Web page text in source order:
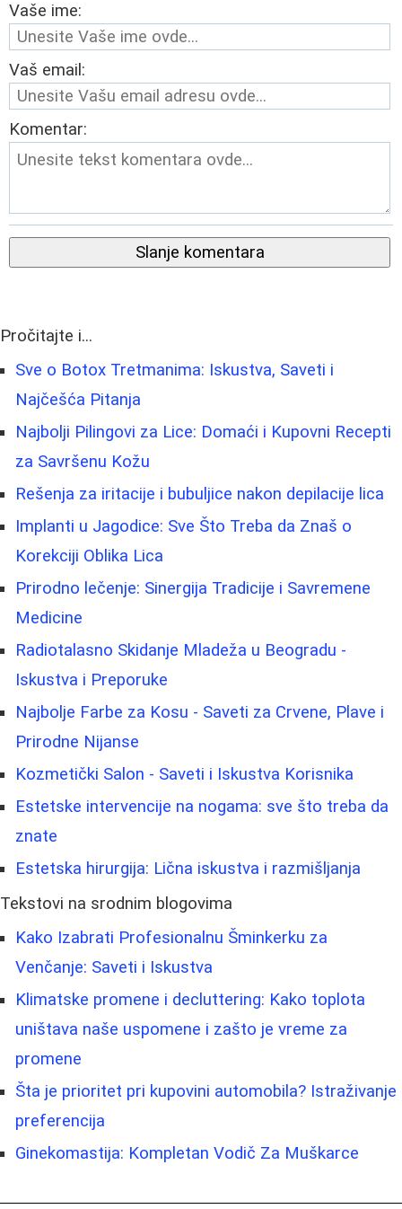
Vaše ime:
Vaš email:
Komentar:
Slanje komentara
Pročitajte i...
Sve o Botox Tretmanima: Iskustva, Saveti i
Najčešća Pitanja
Najbolji Pilingovi za Lice: Domaći i Kupovni Recepti
za Savršenu Kožu
Rešenja za iritacije i bubuljice nakon depilacije lica
Implanti u Jagodice: Sve Što Treba da Znaš o
Korekciji Oblika Lica
Prirodno lečenje: Sinergija Tradicije i Savremene
Medicine
Radiotalasno Skidanje Mladeža u Beogradu -
Iskustva i Preporuke
Najbolje Farbe za Kosu - Saveti za Crvene, Plave i
Prirodne Nijanse
Kozmetički Salon - Saveti i Iskustva Korisnika
Estetske intervencije na nogama: sve što treba da
znate
Estetska hirurgija: Lična iskustva i razmišljanja
Tekstovi na srodnim blogovima
Kako Izabrati Profesionalnu Šminkerku za
Venčanje: Saveti i Iskustva
Klimatske promene i decluttering: Kako toplota
uništava naše uspomene i zašto je vreme za
promene
Šta je prioritet pri kupovini automobila? Istraživanje
preferencija
Ginekomastija: Kompletan Vodič Za Muškarce